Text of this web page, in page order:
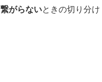
繋がらないときの切り分け